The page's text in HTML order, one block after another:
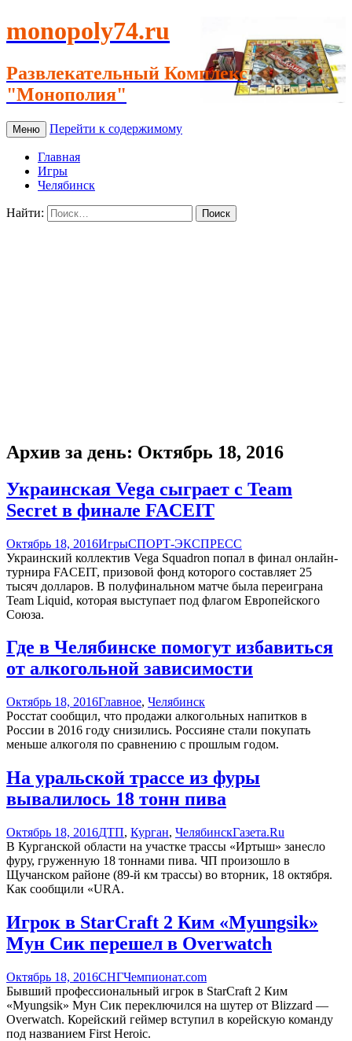
monopoly74.ru
Развлекательный Комплекс
"Монополия"
Меню Перейти к содержимому
Главная
Игры
Челябинск
Найти:
Архив за день: Октябрь 18, 2016
Украинская Vega сыграет с Team
Secret в финале FACEIT
Октябрь 18, 2016ИгрыСПОРТ-ЭКСПРЕСС
Украинский коллектив Vega Squadron попал в финал онлайн-
турнира FACEIT, призовой фонд которого составляет 25
тысяч долларов. В полуфинальном матче была переиграна
Team Liquid, которая выступает под флагом Европейского
Союза.
Где в Челябинске помогут избавиться
от алкогольной зависимости
Октябрь 18, 2016Главное, Челябинск
Росстат сообщил, что продажи алкогольных напитков в
России в 2016 году снизились. Россияне стали покупать
меньше алкоголя по сравнению с прошлым годом.
На уральской трассе из фуры
вывалилось 18 тонн пива
Октябрь 18, 2016ДТП, Курган, ЧелябинскГазета.Ru
В Курганской области на участке трассы «Иртыш» занесло
фуру, груженную 18 тоннами пива. ЧП произошло в
Щучанском районе (89-й км трассы) во вторник, 18 октября.
Как сообщили «URA.
Игрок в StarCraft 2 Ким «Myungsik»
Мун Сик перешел в Overwatch
Октябрь 18, 2016СНГЧемпионат.com
Бывший профессиональный игрок в StarCraft 2 Ким
«Myungsik» Мун Сик переключился на шутер от Blizzard —
Overwatch. Корейский геймер вступил в корейскую команду
под названием First Heroic.